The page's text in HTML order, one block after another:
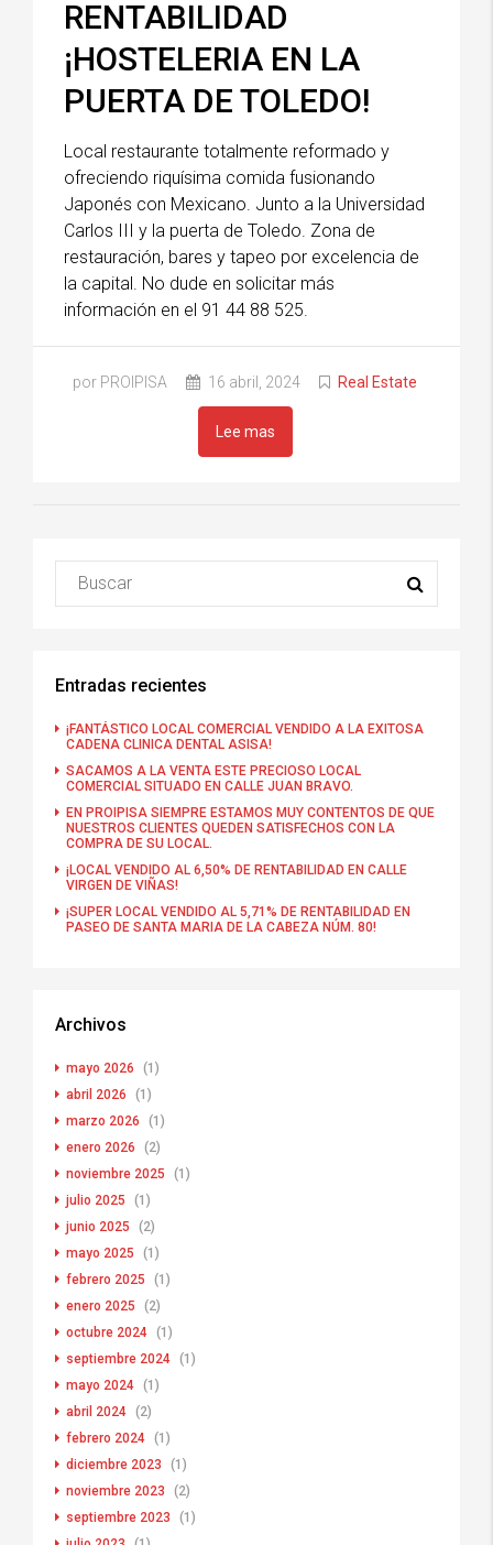
RENTABILIDAD
¡HOSTELERIA EN LA
PUERTA DE TOLEDO!
Local restaurante totalmente reformado y
ofreciendo riquísima comida fusionando
Japonés con Mexicano. Junto a la Universidad
Carlos III y la puerta de Toledo. Zona de
restauración, bares y tapeo por excelencia de
la capital. No dude en solicitar más
información en el 91 44 88 525.
por PROIPISA 16 abril, 2024 Real Estate
Lee mas
Entradas recientes
¡FANTÁSTICO LOCAL COMERCIAL VENDIDO A LA EXITOSA
CADENA CLINICA DENTAL ASISA!
SACAMOS A LA VENTA ESTE PRECIOSO LOCAL
COMERCIAL SITUADO EN CALLE JUAN BRAVO.
EN PROIPISA SIEMPRE ESTAMOS MUY CONTENTOS DE QUE
NUESTROS CLIENTES QUEDEN SATISFECHOS CON LA
COMPRA DE SU LOCAL.
¡LOCAL VENDIDO AL 6,50% DE RENTABILIDAD EN CALLE
VIRGEN DE VIÑAS!
¡SUPER LOCAL VENDIDO AL 5,71% DE RENTABILIDAD EN
PASEO DE SANTA MARIA DE LA CABEZA NÚM. 80!
Archivos
mayo 2026
(1)
abril 2026
(1)
marzo 2026
(1)
enero 2026
(2)
noviembre 2025
(1)
julio 2025
(1)
junio 2025
(2)
mayo 2025
(1)
febrero 2025
(1)
enero 2025
(2)
octubre 2024 (1)
septiembre 2024 (1)
mayo 2024 (1)
abril 2024 (2)
febrero 2024 (1)
diciembre 2023
(1)
noviembre 2023
(2)
septiembre 2023
(1)